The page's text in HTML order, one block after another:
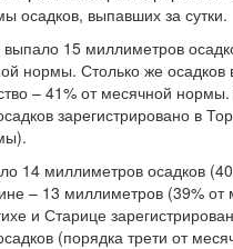
осадков, выпавших за сутки.
15 миллиметров
нормы. Столько же
– 41% от месячной
зарегистрировано в
14 миллиметров осадков
– 13 миллиметров (39%
и Старице
(порядка трети от